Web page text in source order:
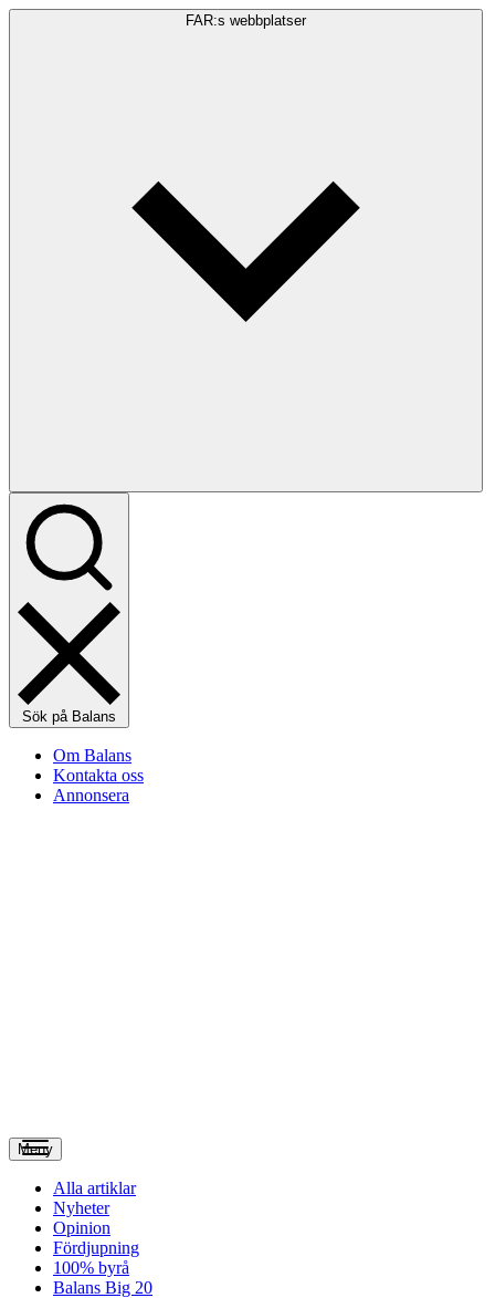
FAR:s webbplatser
Sök på Balans
Om Balans
Kontakta oss
Annonsera
Meny
Alla artiklar
Nyheter
Opinion
Fördjupning
100% byrå
Balans Big 20